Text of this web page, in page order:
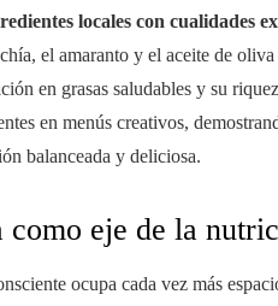
locales con cualidades
el amaranto y el aceite de
en grasas saludables y su
en menús creativos,
balanceada y deliciosa.
eje de la
ocupa cada vez más